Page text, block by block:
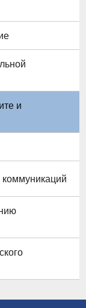
и
коммуникаций